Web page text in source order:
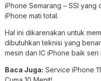
iPhone Semarang – SSI
iPhone mati total.
Hal ini dikarenakan untuk
dibutuhkan teknisi yang
mesin dan IC iPhone baik
Baca Juga: Service iPhone